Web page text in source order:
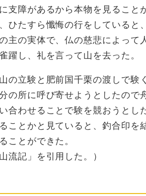
支障があるから本物を見ること
ひたすら懺悔の行をしていると
主の実体で、仏の慈悲によって
躍し、礼を言って山を去った。
の立験と肥前国千栗の渡しで験
の所に呼び寄せようとしたので
合わせることで験を競おうとし
ことかと見ていると、釣合印を
ことができた。
流記」を引用した。）